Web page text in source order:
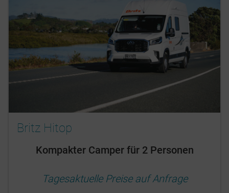
Britz Hitop
Kompakter Camper für 2 Personen
Tagesaktuelle Preise auf Anfrage